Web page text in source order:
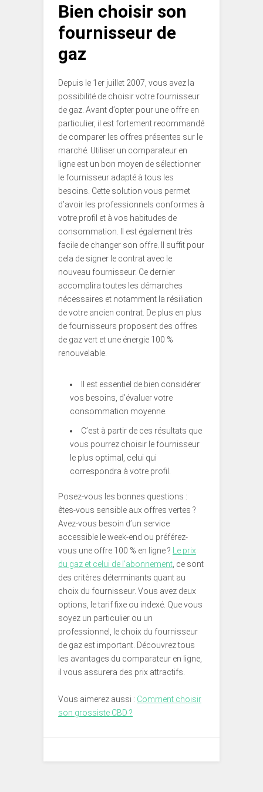
Bien choisir son
fournisseur de
gaz
Depuis le 1er juillet 2007, vous avez la
possibilité de choisir votre fournisseur
de gaz. Avant d’opter pour une offre en
particulier, il est fortement recommandé
de comparer les offres présentes sur le
marché. Utiliser un comparateur en
ligne est un bon moyen de sélectionner
le fournisseur adapté à tous les
besoins. Cette solution vous permet
d’avoir les professionnels conformes à
votre profil et à vos habitudes de
consommation. Il est également très
facile de changer son offre. Il suffit pour
cela de signer le contrat avec le
nouveau fournisseur. Ce dernier
accomplira toutes les démarches
nécessaires et notamment la résiliation
de votre ancien contrat. De plus en plus
de fournisseurs proposent des offres
de gaz vert et une énergie 100 %
renouvelable.
Il est essentiel de bien considérer
vos besoins, d’évaluer votre
consommation moyenne.
C’est à partir de ces résultats que
vous pourrez choisir le fournisseur
le plus optimal, celui qui
correspondra à votre profil.
Posez-vous les bonnes questions :
êtes-vous sensible aux offres vertes ?
Avez-vous besoin d’un service
accessible le week-end ou préférez-
vous une offre 100 % en ligne ?
Le prix
du gaz et celui de l’abonnement , ce sont
des critères déterminants quant au
choix du fournisseur. Vous avez deux
options, le tarif fixe ou indexé. Que vous
soyez un particulier ou un
professionnel, le choix du fournisseur
de gaz est important. Découvrez tous
les avantages du comparateur en ligne,
il vous assurera des prix attractifs.
Vous aimerez aussi : Comment choisir
son grossiste CBD ?